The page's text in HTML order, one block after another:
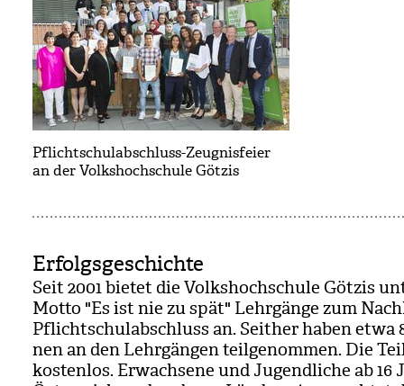
Pflichtschulabschluss-Zeugnisfeier
an der Volkshochschule Götzis
Erfolgsgeschichte
Seit 2001 bie­tet die Volks­hoch­schule Göt­zis
Motto "Es ist nie zu spät" Lehr­gänge zum
Pflicht­schul­ab­schluss an. Seit­her haben etwa
nen an den Lehr­gän­gen teil­ge­nom­men. Die
kos­ten­los. Erwach­sene und Jugend­li­che ab 16